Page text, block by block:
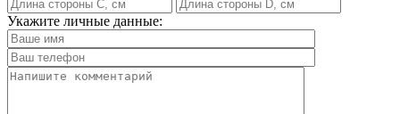
Укажите личные данные: